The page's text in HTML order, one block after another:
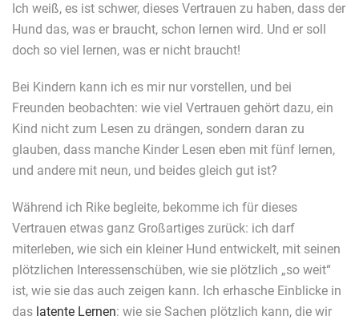
Ich weiß, es ist schwer, dieses Vertrauen zu haben, dass der
Hund das, was er braucht, schon lernen wird. Und er soll
doch so viel lernen, was er nicht braucht!
Bei Kindern kann ich es mir nur vorstellen, und bei
Freunden beobachten: wie viel Vertrauen gehört dazu, ein
Kind nicht zum Lesen zu drängen, sondern daran zu
glauben, dass manche Kinder Lesen eben mit fünf lernen,
und andere mit neun, und beides gleich gut ist?
Während ich Rike begleite, bekomme ich für dieses
Vertrauen etwas ganz Großartiges zurück: ich darf
miterleben, wie sich ein kleiner Hund entwickelt, mit seinen
plötzlichen Interessenschüben, wie sie plötzlich „so weit“
ist, wie sie das auch zeigen kann. Ich erhasche Einblicke in
das latente Lernen: wie sie Sachen plötzlich kann, die wir